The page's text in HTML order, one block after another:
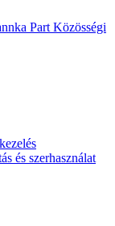
Part Közösségi
és szerhasználat